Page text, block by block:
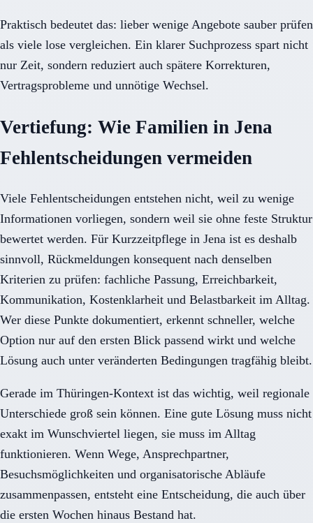
Praktisch bedeutet das: lieber wenige Angebote sauber prüfen
als viele lose vergleichen. Ein klarer Suchprozess spart nicht
nur Zeit, sondern reduziert auch spätere Korrekturen,
Vertragsprobleme und unnötige Wechsel.
Vertiefung: Wie Familien in Jena
Fehlentscheidungen vermeiden
Viele Fehlentscheidungen entstehen nicht, weil zu wenige
Informationen vorliegen, sondern weil sie ohne feste Struktur
bewertet werden. Für Kurzzeitpflege in Jena ist es deshalb
sinnvoll, Rückmeldungen konsequent nach denselben
Kriterien zu prüfen: fachliche Passung, Erreichbarkeit,
Kommunikation, Kostenklarheit und Belastbarkeit im Alltag.
Wer diese Punkte dokumentiert, erkennt schneller, welche
Option nur auf den ersten Blick passend wirkt und welche
Lösung auch unter veränderten Bedingungen tragfähig bleibt.
Gerade im Thüringen-Kontext ist das wichtig, weil regionale
Unterschiede groß sein können. Eine gute Lösung muss nicht
exakt im Wunschviertel liegen, sie muss im Alltag
funktionieren. Wenn Wege, Ansprechpartner,
Besuchsmöglichkeiten und organisatorische Abläufe
zusammenpassen, entsteht eine Entscheidung, die auch über
die ersten Wochen hinaus Bestand hat.